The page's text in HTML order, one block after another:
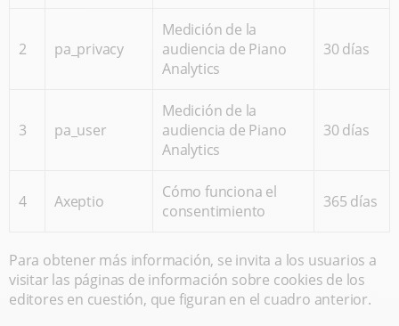
2 pa_privacy
Medición de la
audiencia de Piano
Analytics
30 días
3 pa_user
Medición de la
audiencia de Piano
Analytics
30 días
4 Axeptio
Cómo funciona el
consentimiento
365 días
Para obtener más información, se invita a los usuarios a
visitar las páginas de información sobre cookies de los
editores en cuestión, que figuran en el cuadro anterior.